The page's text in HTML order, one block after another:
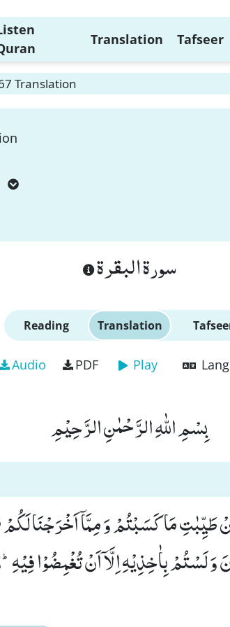
Translation Tafseer
Translation
سورة البقرة
Reading Translation
Audio PDF Play
بِسْمِ اللّٰهِ الرَّحْمٰنِ الرَّحِیْمِ
مِنْ طَیِّبٰتِ مَا كَسَبْتُمْ وَ مِمَّاۤ اَخْرَجْنَا
لَسْتُمْ بِاٰخِذِیْهِ اِلَّاۤ اَنْ تُغْمِضُوْا فِیْهِؕ-